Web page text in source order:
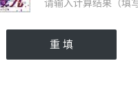
请输入计算结果（填